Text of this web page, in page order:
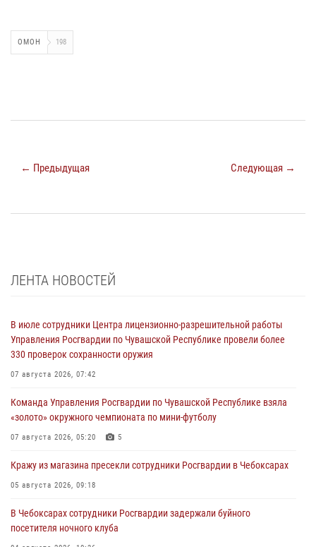
ОМОН 198
← Предыдущая Следующая →
ЛЕНТА НОВОСТЕЙ
В июле сотрудники Центра лицензионно-разрешительной работы
Управления Росгвардии по Чувашской Республике провели более
330 проверок сохранности оружия
07 августа 2026, 07:42
Команда Управления Росгвардии по Чувашской Республике взяла
«золото» окружного чемпионата по мини-футболу
07 августа 2026, 05:20 5
Кражу из магазина пресекли сотрудники Росгвардии в Чебоксарах
05 августа 2026, 09:18
В Чебоксарах сотрудники Росгвардии задержали буйного
посетителя ночного клуба